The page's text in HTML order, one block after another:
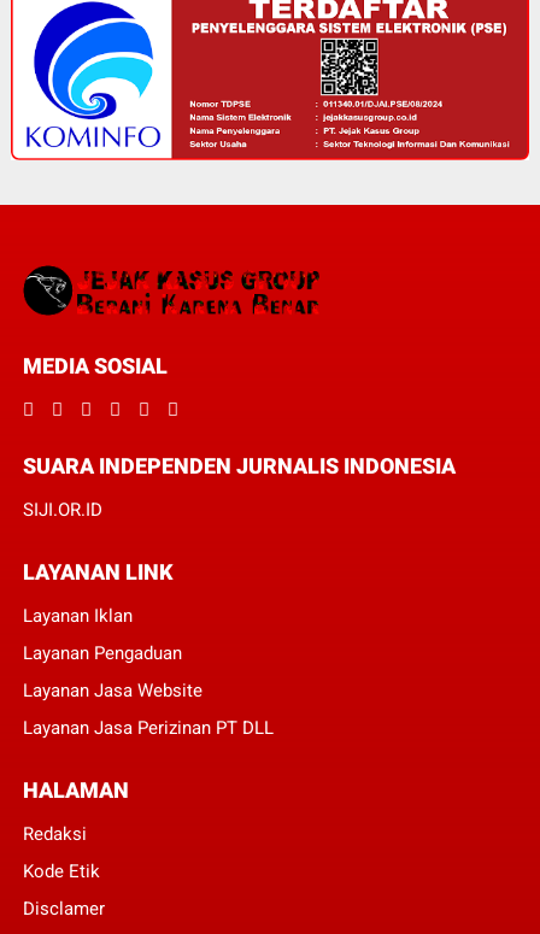
MEDIA SOSIAL
SUARA INDEPENDEN JURNALIS INDONESIA
SIJI.OR.ID
LAYANAN LINK
Layanan Iklan
Layanan Pengaduan
Layanan Jasa Website
Layanan Jasa Perizinan PT DLL
HALAMAN
Redaksi
Kode Etik
Disclamer